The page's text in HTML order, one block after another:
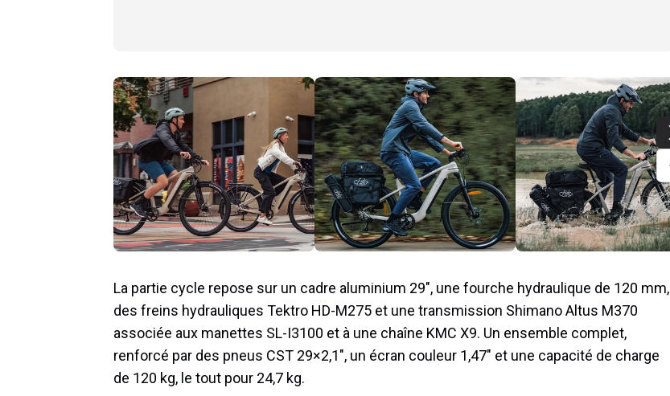
La partie cycle repose sur un cadre aluminium 29″, une fourche hydraulique de 120 mm,
des freins hydrauliques Tektro HD-M275 et une transmission Shimano Altus M370
associée aux manettes SL-I3100 et à une chaîne KMC X9. Un ensemble complet,
renforcé par des pneus CST 29×2,1″, un écran couleur 1,47″ et une capacité de charge
de 120 kg, le tout pour 24,7 kg.